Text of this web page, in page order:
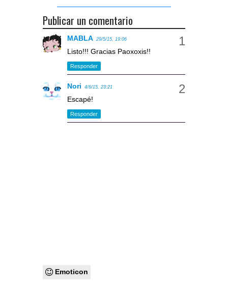
Publicar un comentario
MABLA 29/5/15, 19:06
Listo!!! Gracias Paoxoxis!!
Responder
Nori 4/6/15, 23:21
Escapé!
Responder
Emoticon